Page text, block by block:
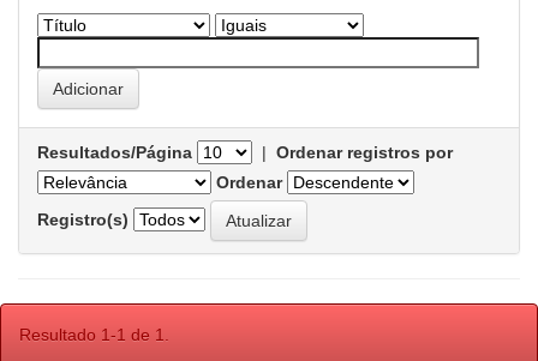
Resultados/Página | Ordenar registros por
Ordenar
Registro(s)
Resultado 1-1 de 1.